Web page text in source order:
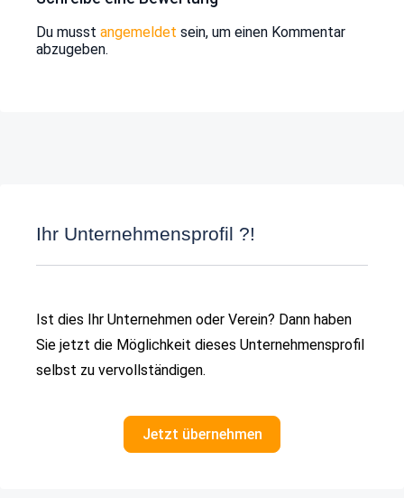
Du musst angemeldet sein, um einen Kommentar
abzugeben.
Ihr Unternehmensprofil ?!
Ist dies Ihr Unternehmen oder Verein? Dann haben
Sie jetzt die Möglichkeit dieses Unternehmensprofil
selbst zu vervollständigen.
Jetzt übernehmen